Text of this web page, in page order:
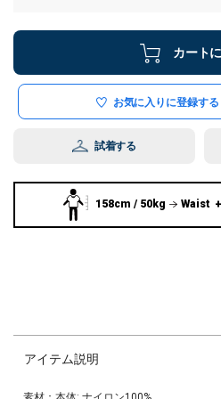
カート
お気に入りに登録する
試着する
158cm / 50kg Waist
アイテム説明